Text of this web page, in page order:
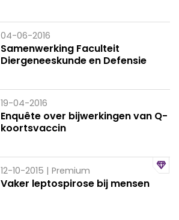
04-06-2016
Samenwerking Faculteit
Diergeneeskunde en Defensie
19-04-2016
Enquête over bijwerkingen van Q-
koortsvaccin
12-10-2015 | Premium
Vaker leptospirose bij mensen